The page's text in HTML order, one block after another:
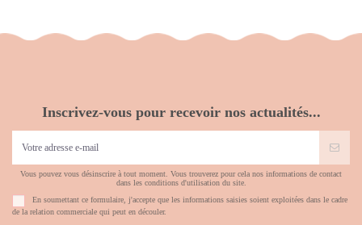
Inscrivez-vous pour recevoir nos actualités...
Vous pouvez vous désinscrire à tout moment. Vous trouverez pour cela nos informations de contact
dans les conditions d'utilisation du site.
En soumettant ce formulaire, j'accepte que les informations saisies soient exploitées dans le cadre
de la relation commerciale qui peut en découler.